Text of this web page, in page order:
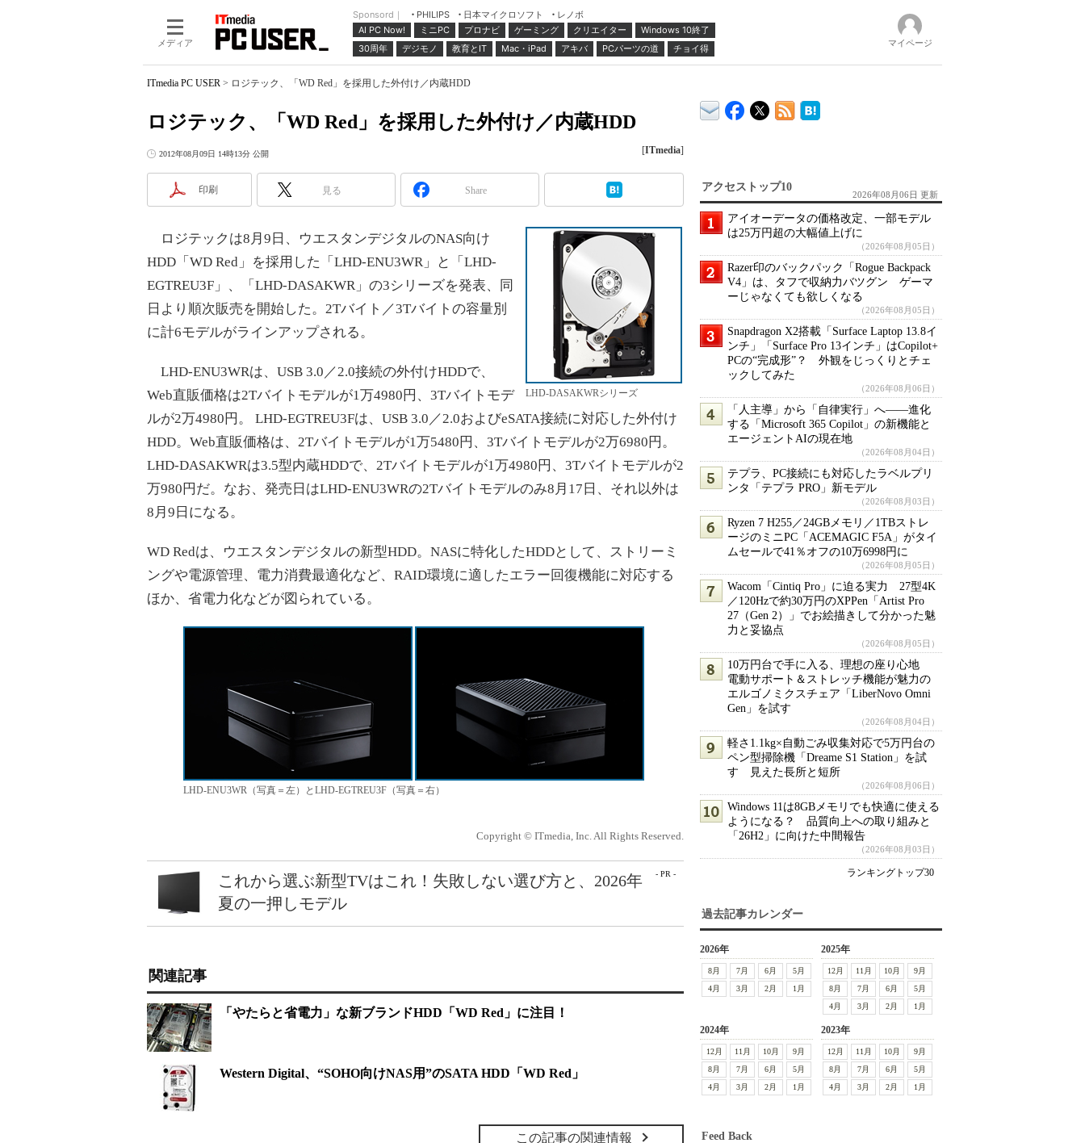
メディア
Sponsord｜ PHILIPS 日本マイクロソフト
レノボ
AI PC Now!
ミニPC プロナビ ゲーミング クリエイター
Windows 10終了
30周年
デジモノ 教育とIT Mac・iPad アキバ PCパーツの道 チョイ得 マイページ
ITmedia PC USER > ロジテック、「WD Red」を採用した外付け／内蔵HDD
ロジテック、「WD Red」を採用した外付け／内蔵HDD
2012年08月09日 14時13分 公開 [ITmedia]
印刷 見る Share
LHD-DASAKWRシリーズ
ロジテックは8月9日、ウエスタンデジタルのNAS向け
HDD「WD Red」を採用した「LHD-ENU3WR」と「LHD-
EGTREU3F」、「LHD-DASAKWR」の3シリーズを発表、同
日より順次販売を開始した。2Tバイト／3Tバイトの容量別
に計6モデルがラインアップされる。
LHD-ENU3WRは、USB 3.0／2.0接続の外付けHDDで、
Web直販価格は2Tバイトモデルが1万4980円、3Tバイトモデ
ルが2万4980円。 LHD-EGTREU3Fは、USB 3.0／2.0およびeSATA接続に対応した外付け
HDD。Web直販価格は、2Tバイトモデルが1万5480円、3Tバイトモデルが2万6980円。
LHD-DASAKWRは3.5型内蔵HDDで、2Tバイトモデルが1万4980円、3Tバイトモデルが2
万980円だ。なお、発売日はLHD-ENU3WRの2Tバイトモデルのみ8月17日、それ以外は
8月9日になる。
WD Redは、ウエスタンデジタルの新型HDD。NASに特化したHDDとして、ストリーミ
ングや電源管理、電力消費最適化など、RAID環境に適したエラー回復機能に対応する
ほか、省電力化などが図られている。
LHD-ENU3WR（写真＝左）とLHD-EGTREU3F（写真＝右）
Copyright © ITmedia, Inc. All Rights Reserved.
- PR -
これから選ぶ新型TVはこれ！失敗しない選び方と、2026年
夏の一押しモデル
関連記事
「やたらと省電力」な新ブランドHDD「WD Red」に注目！
Western Digital、“SOHO向けNAS用”のSATA HDD「WD Red」
この記事の関連情報
アクセストップ10
2026年08月06日 更新
アイオーデータの価格改定、一部モデル
は25万円超の大幅値上げに
（2026年08月05日）
Razer印のバックパック「Rogue Backpack
V4」は、タフで収納力バツグン ゲーマ
ーじゃなくても欲しくなる
（2026年08月05日）
Snapdragon X2搭載「Surface Laptop 13.8イ
ンチ」「Surface Pro 13インチ」はCopilot+
PCの“完成形”？ 外観をじっくりとチェ
ックしてみた
（2026年08月06日）
「人主導」から「自律実行」へ――進化
する「Microsoft 365 Copilot」の新機能と
エージェントAIの現在地
（2026年08月04日）
テプラ、PC接続にも対応したラベルプリ
ンタ「テプラ PRO」新モデル
（2026年08月03日）
Ryzen 7 H255／24GBメモリ／1TBストレ
ージのミニPC「ACEMAGIC F5A」がタイ
ムセールで41％オフの10万6998円に
（2026年08月05日）
Wacom「Cintiq Pro」に迫る実力 27型4K
／120Hzで約30万円のXPPen「Artist Pro
27（Gen 2）」でお絵描きして分かった魅
力と妥協点
（2026年08月05日）
10万円台で手に入る、理想の座り心地
電動サポート＆ストレッチ機能が魅力の
エルゴノミクスチェア「LiberNovo Omni
Gen」を試す
（2026年08月04日）
軽さ1.1kg×自動ごみ収集対応で5万円台の
ペン型掃除機「Dreame S1 Station」を試
す 見えた長所と短所
（2026年08月06日）
Windows 11は8GBメモリでも快適に使える
ようになる？ 品質向上への取り組みと
「26H2」に向けた中間報告
（2026年08月03日）
ランキングトップ30
過去記事カレンダー
2026年
8月 7月 6月
5月
4月
3月 2月 1月
2025年
12月 11月 10月
9月
8月
7月 6月
5月
4月
3月 2月 1月
2024年
12月 11月 10月
9月
8月
7月 6月
5月
4月
3月 2月 1月
2023年
12月 11月 10月
9月
8月
7月 6月
5月
4月
3月 2月 1月
Feed Back